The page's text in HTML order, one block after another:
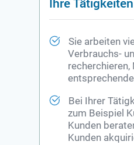
Sie arbeiten
Verbrauchs-
Bei Ihrer
zum Beispiel
Kunden
Kunden